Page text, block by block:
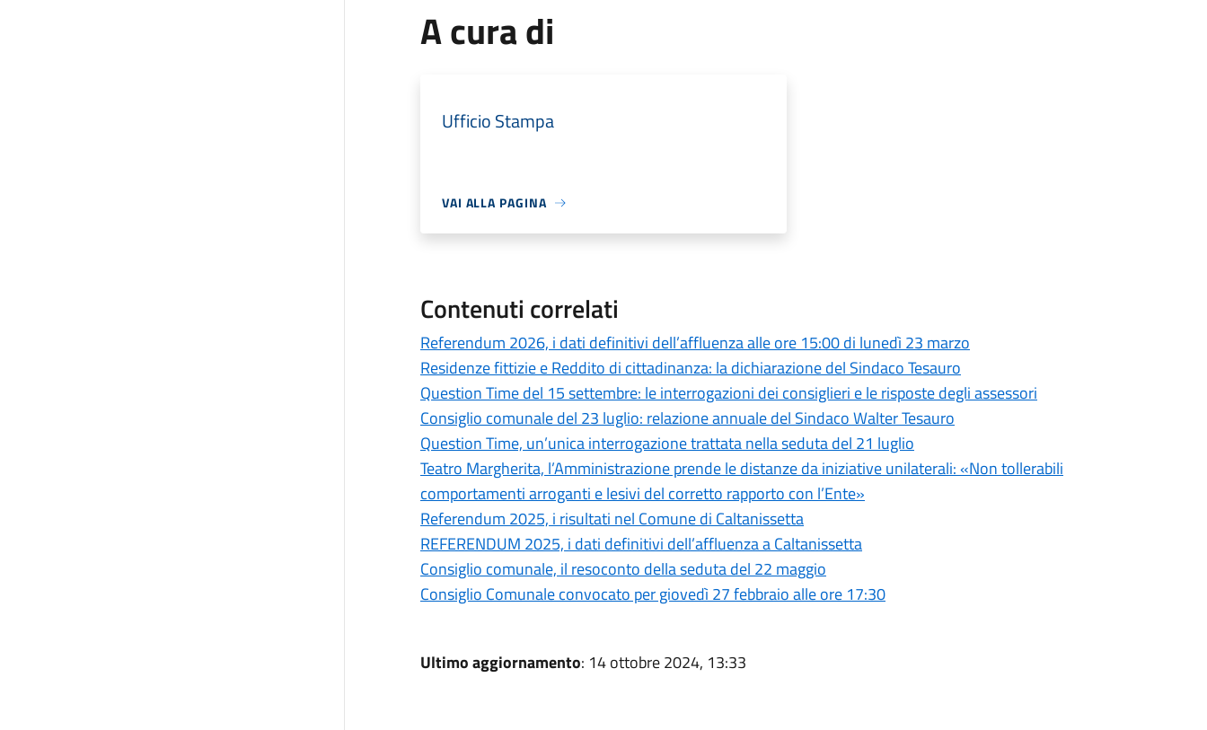
A cura di
Ufficio Stampa
VAI ALLA PAGINA
Contenuti correlati
Referendum 2026, i dati definitivi dell’affluenza alle ore 15:00 di lunedì 23 marzo
Residenze fittizie e Reddito di cittadinanza: la dichiarazione del Sindaco Tesauro
Question Time del 15 settembre: le interrogazioni dei consiglieri e le risposte degli assessori
Consiglio comunale del 23 luglio: relazione annuale del Sindaco Walter Tesauro
Question Time, un’unica interrogazione trattata nella seduta del 21 luglio
Teatro Margherita, l’Amministrazione prende le distanze da iniziative unilaterali: «Non tollerabili
comportamenti arroganti e lesivi del corretto rapporto con l’Ente»
Referendum 2025, i risultati nel Comune di Caltanissetta
REFERENDUM 2025, i dati definitivi dell’affluenza a Caltanissetta
Consiglio comunale, il resoconto della seduta del 22 maggio
Consiglio Comunale convocato per giovedì 27 febbraio alle ore 17:30
Ultimo aggiornamento: 14 ottobre 2024, 13:33